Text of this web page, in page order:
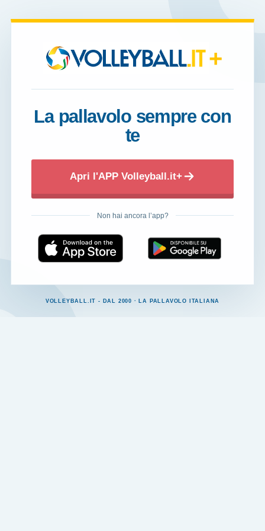
+
La pallavolo sempre con
te
Apri l'APP Volleyball.it+
Non hai ancora l’app?
VOLLEYBALL.IT - DAL 2000 · LA PALLAVOLO ITALIANA